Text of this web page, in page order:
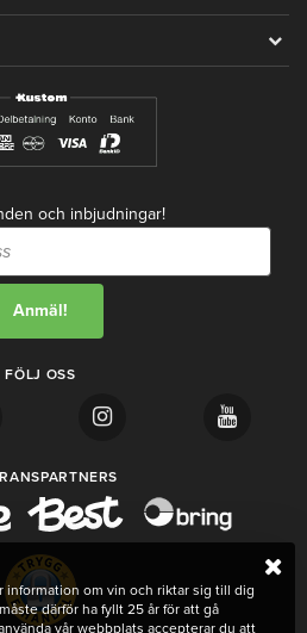
och inbjudningar!
FÖLJ OSS
information om vin och riktar sig till dig
därför ha fyllt 25 år för att gå
vår webbplats accepterar du att